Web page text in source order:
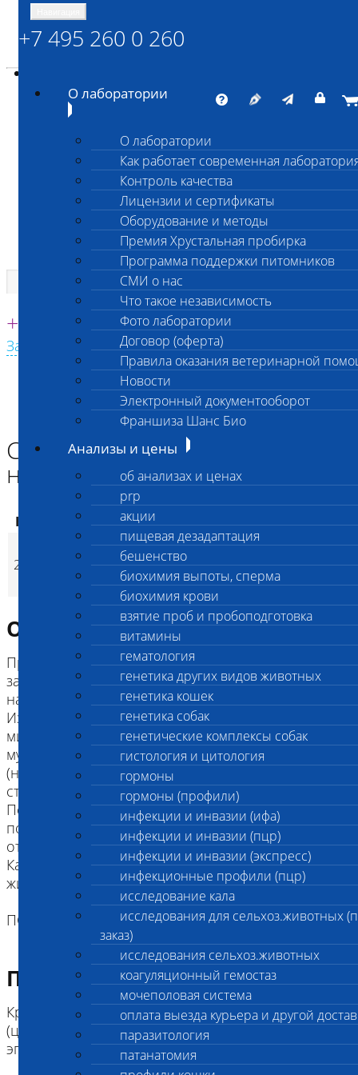
ШАНС БИО
Независимая ветеринарная лаборатория
Единая круглосуточная справочная
+7 495 260 0 260
Заказать звонок с сайта
+7 495 260 0 260
О лаборатории
О лаборатории
Как работает современная
Контроль качества
Лицензии и сертификаты
Оборудование и методы
Премия Хрустальная пробирка
Программа поддержки питомников
СМИ о нас
Что такое независимость
Фото лаборатории
Договор (оферта)
Правила оказания ветеринарной
Новости
Электронный документооборот
Франшиза Шанс Био
Анализы и цены
об анализах и ценах
prp
акции
пищевая дезадаптация
бешенство
биохимия выпоты, сперма
биохимия крови
взятие проб и пробоподготовка
витамины
гематология
генетика других видов животных
генетика кошек
генетика собак
генетические комплексы собак
гистология и цитология
гормоны
гормоны (профили)
инфекции и инвазии (ифа)
инфекции и инвазии (пцр)
инфекции и инвазии (экспресс)
инфекционные профили (пцр)
исследование кала
исследования для сельхоз.животных
заказ)
исследования сельхоз.животных
коагуляционный гемостаз
мочеполовая система
оплата выезда курьера и другой
паразитология
патанатомия
Главная страница
Анализы и цены
ГЕНЕТИКА СОБАК
Сенсорная атактическая нейропатия (SAN)
Сенсорная атактическая
нейропатия (SAN)
Код Наименование услуг Цена, руб.
2550
Сенсорная
атактическая
нейропатия (SAN)
3 200p (Время
Описание исследования
Програссирующее неврологиечское
заболевание с митохондриальным типом
наследования - передается от суки всем щенкам.
Из-за возможности присутствия в клетках
митохондрий как с нормальными, так и с
мутантными формами ДНК имеет варьирующую
(не менделевскую) вероятность передачи и
степени проявления.
Пораженные собаки атаксичны, имеют дефицит
постуральной реакции и сниженные или
отсутствующие спинальные рефлексы.
Как правило, заболевание приводит или к гибели
животного или вынужденной эвтаназии.
ПОРОДА: Золотистый ретривер
Подготовка к исследованию
Кровь (2 мл) в пробирке с антикоагулянтом.
(цитрат натрия, К3ЭДТА, К2ЭДТА) , буккальный
эпителий